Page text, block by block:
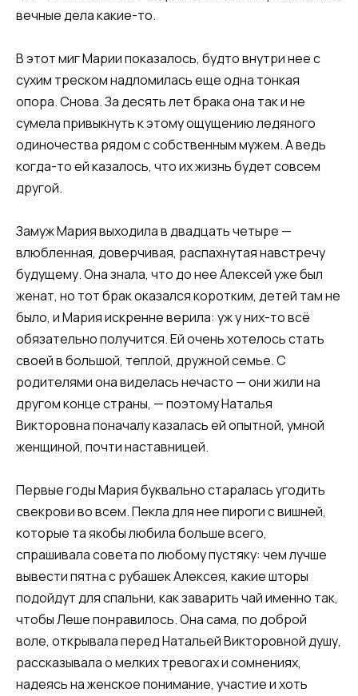
вечные дела какие-то.
В этот миг Марии показалось, будто внутри нее с
сухим треском надломилась еще одна тонкая
опора. Снова. За десять лет брака она так и не
сумела привыкнуть к этому ощущению ледяного
одиночества рядом с собственным мужем. А ведь
когда-то ей казалось, что их жизнь будет совсем
другой.
Замуж Мария выходила в двадцать четыре —
влюбленная, доверчивая, распахнутая навстречу
будущему. Она знала, что до нее Алексей уже был
женат, но тот брак оказался коротким, детей там не
было, и Мария искренне верила: уж у них-то всё
обязательно получится. Ей очень хотелось стать
своей в большой, теплой, дружной семье. С
родителями она виделась нечасто — они жили на
другом конце страны, — поэтому Наталья
Викторовна поначалу казалась ей опытной, умной
женщиной, почти наставницей.
Первые годы Мария буквально старалась угодить
свекрови во всем. Пекла для нее пироги с вишней,
которые та якобы любила больше всего,
спрашивала совета по любому пустяку: чем лучше
вывести пятна с рубашек Алексея, какие шторы
подойдут для спальни, как заварить чай именно так,
чтобы Леше понравилось. Она сама, по доброй
воле, открывала перед Натальей Викторовной душу,
рассказывала о мелких тревогах и сомнениях,
надеясь на женское понимание, участие и хоть